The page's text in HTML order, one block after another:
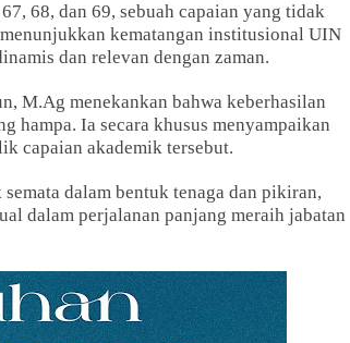
68, dan 69, sebuah capaian yang tidak
kematangan institusional UIN
dan relevan dengan zaman.
M.Ag menekankan bahwa keberhasilan
hampa. Ia secara khusus menyampaikan
capaian akademik tersebut.
dalam bentuk tenaga dan pikiran,
dalam perjalanan panjang meraih jabatan